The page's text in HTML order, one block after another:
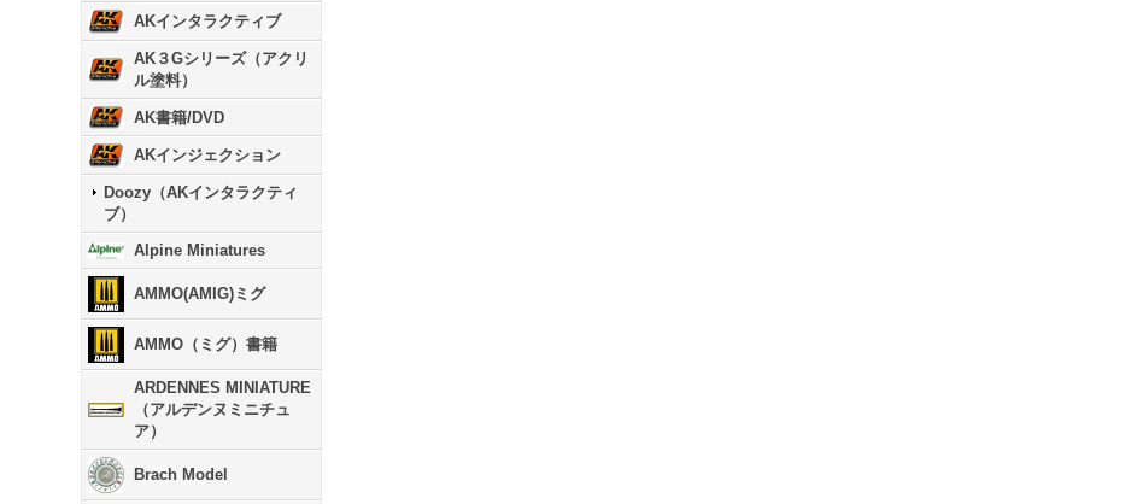
AKインタラクティブ
AK３Gシリーズ（アクリ
ル塗料）
AK書籍/DVD
AKインジェクション
Doozy（AKインタラクティ
ブ）
Alpine Miniatures
AMMO(AMIG)ミグ
AMMO（ミグ）書籍
ARDENNES MINIATURE
（アルデンヌミニチュ
ア）
Brach Model